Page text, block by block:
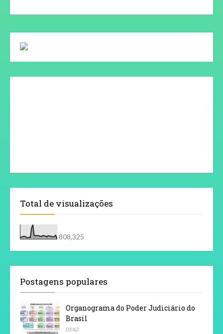
Total de visualizações
808,325
Postagens populares
Organograma do Poder Judiciário do
Brasil
05:42